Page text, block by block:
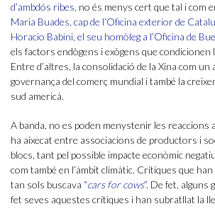
d’ambdós ribes, no és menys cert que tal i com
Maria Buades, cap de l’Oficina exterior de
Horacio Babini, el seu homòleg a l’Oficina de
els factors endògens i exògens que condicionen
Entre d’altres, la consolidació de la Xina com un
governança del comerç mundial i també la
sud americà.
A banda, no es poden menystenir les reaccions
ha aixecat entre associacions de productors i
blocs, tant pel possible impacte econòmic
com també en l’àmbit climàtic. Crítiques que
tan sols buscava “cars for cows”. De fet, alguns
fet seves aquestes crítiques i han subratllat la